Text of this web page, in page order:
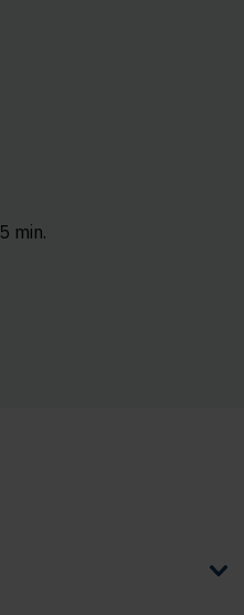
min.